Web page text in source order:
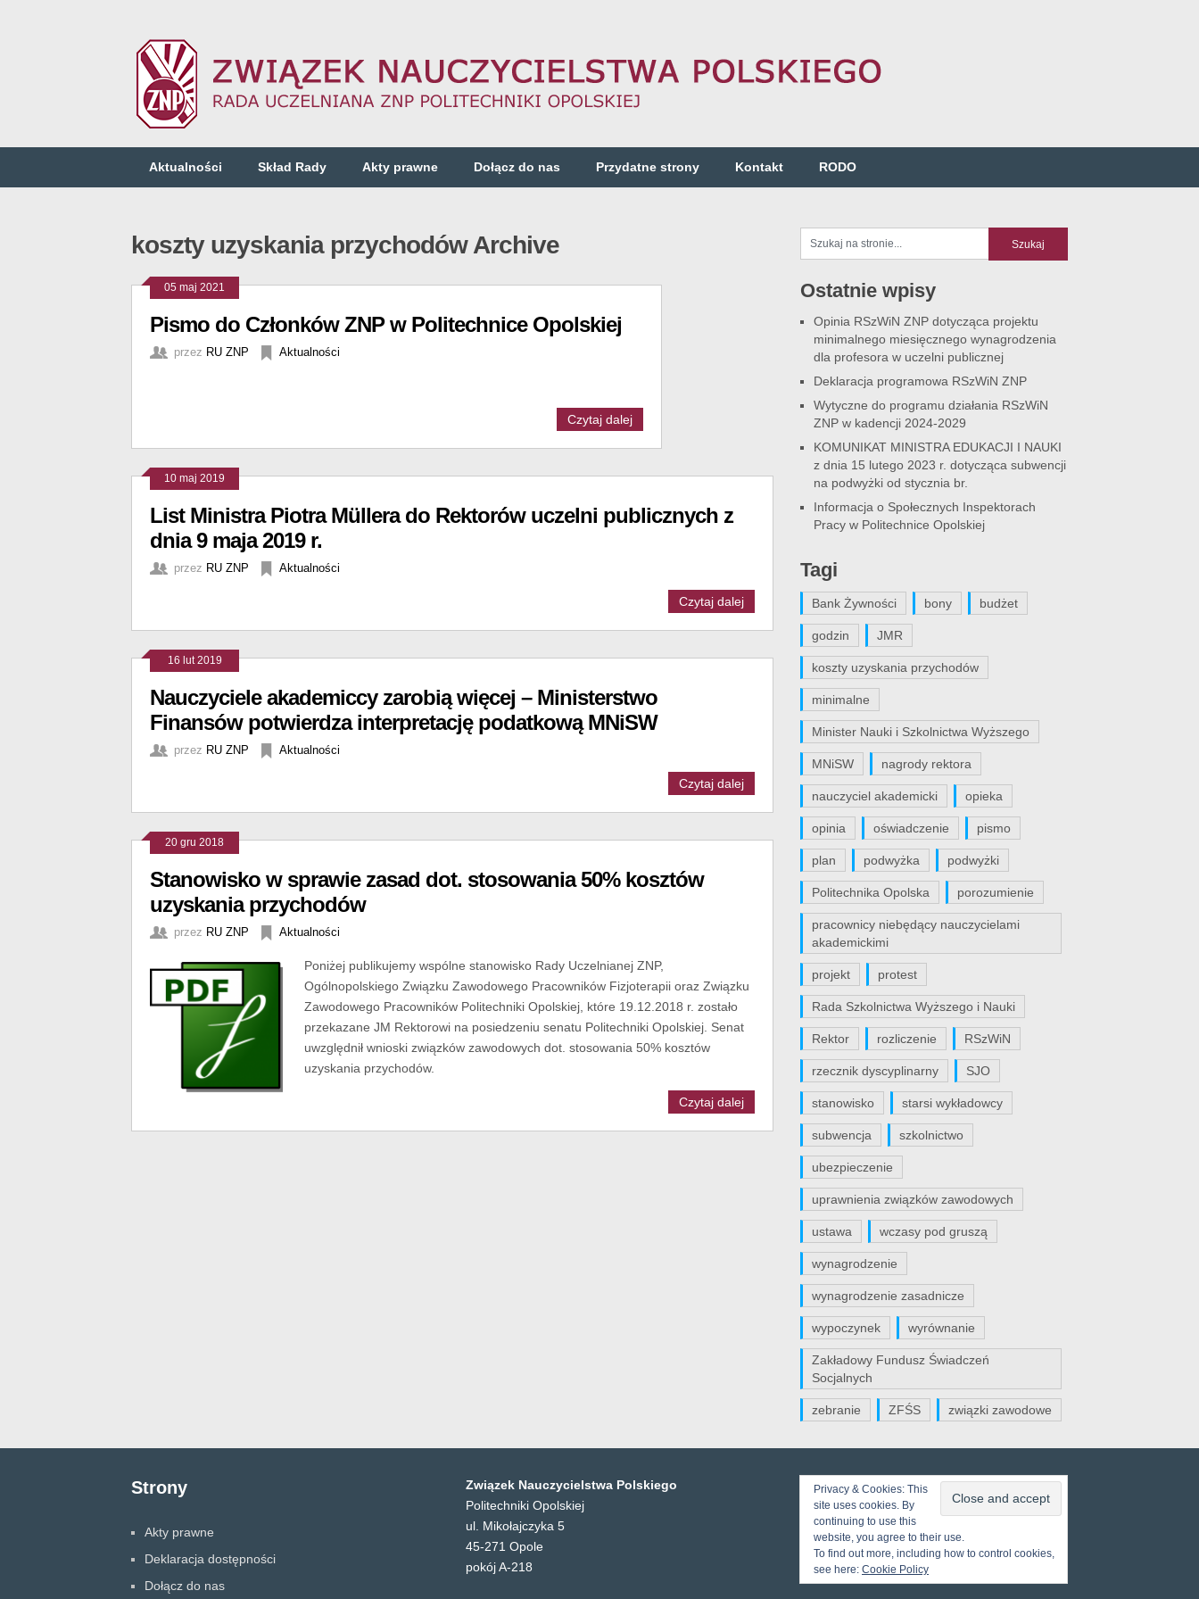
Aktualności Skład Rady Akty prawne Dołącz do nas Przydatne strony Kontakt RODO
koszty uzyskania przychodów Archive
05 maj 2021
Pismo do Członków ZNP w Politechnice Opolskiej
przez RU ZNP Aktualności
Czytaj dalej
10 maj 2019
List Ministra Piotra Müllera do Rektorów uczelni publicznych z
dnia 9 maja 2019 r.
przez RU ZNP Aktualności
Czytaj dalej
16 lut 2019
Nauczyciele akademiccy zarobią więcej – Ministerstwo
Finansów potwierdza interpretację podatkową MNiSW
przez RU ZNP Aktualności
Czytaj dalej
20 gru 2018
Stanowisko w sprawie zasad dot. stosowania 50% kosztów
uzyskania przychodów
przez RU ZNP Aktualności
Poniżej publikujemy wspólne stanowisko Rady Uczelnianej ZNP,
Ogólnopolskiego Związku Zawodowego Pracowników Fizjoterapii oraz Związku
Zawodowego Pracowników Politechniki Opolskiej, które 19.12.2018 r. zostało
przekazane JM Rektorowi na posiedzeniu senatu Politechniki Opolskiej. Senat
uwzględnił wnioski związków zawodowych dot. stosowania 50% kosztów
uzyskania przychodów.
Czytaj dalej
Ostatnie wpisy
Opinia RSzWiN ZNP dotycząca projektu
minimalnego miesięcznego wynagrodzenia
dla profesora w uczelni publicznej
Deklaracja programowa RSzWiN ZNP
Wytyczne do programu działania RSzWiN
ZNP w kadencji 2024-2029
KOMUNIKAT MINISTRA EDUKACJI I NAUKI
z dnia 15 lutego 2023 r. dotycząca subwencji
na podwyżki od stycznia br.
Informacja o Społecznych Inspektorach
Pracy w Politechnice Opolskiej
Tagi
Bank Żywności bony budżet
godzin JMR
koszty uzyskania przychodów
minimalne
Minister Nauki i Szkolnictwa Wyższego
MNiSW nagrody rektora
nauczyciel akademicki opieka
opinia oświadczenie pismo
plan podwyżka podwyżki
Politechnika Opolska porozumienie
pracownicy niebędący nauczycielami
akademickimi
projekt protest
Rada Szkolnictwa Wyższego i Nauki
Rektor rozliczenie RSzWiN
rzecznik dyscyplinarny SJO
stanowisko starsi wykładowcy
subwencja szkolnictwo
ubezpieczenie
uprawnienia związków zawodowych
ustawa wczasy pod gruszą
wynagrodzenie
wynagrodzenie zasadnicze
wypoczynek wyrównanie
Zakładowy Fundusz Świadczeń
Socjalnych
zebranie ZFŚS związki zawodowe
Strony
Akty prawne
Deklaracja dostępności
Dołącz do nas
Związek Nauczycielstwa Polskiego
Politechniki Opolskiej
ul. Mikołajczyka 5
45-271 Opole
pokój A-218
Privacy & Cookies: This
site uses cookies. By
continuing to use this
website, you agree to their use.
To find out more, including how to control cookies,
see here: Cookie Policy